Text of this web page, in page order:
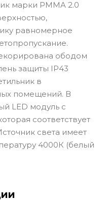
марки PMMA 2.0
равномерное
ободом
защиты IP43
в
помещений. В
LED модуль с
соответствует
света имеет
4000К (белый